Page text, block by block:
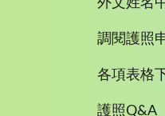
外文姓名
調閱護照
各項表格
護照Q&A